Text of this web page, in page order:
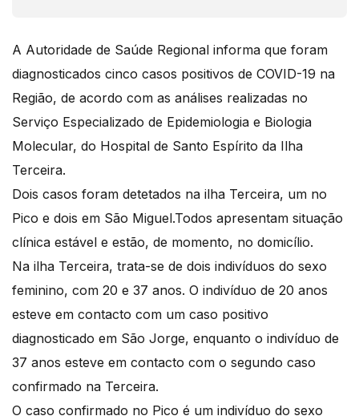
A Autoridade de Saúde Regional informa que foram
diagnosticados cinco casos positivos de COVID-19 na
Região, de acordo com as análises realizadas no
Serviço Especializado de Epidemiologia e Biologia
Molecular, do Hospital de Santo Espírito da Ilha
Terceira.
Dois casos foram detetados na ilha Terceira, um no
Pico e dois em São Miguel.Todos apresentam situação
clínica estável e estão, de momento, no domicílio.
Na ilha Terceira, trata-se de dois indivíduos do sexo
feminino, com 20 e 37 anos. O indivíduo de 20 anos
esteve em contacto com um caso positivo
diagnosticado em São Jorge, enquanto o indivíduo de
37 anos esteve em contacto com o segundo caso
confirmado na Terceira.
O caso confirmado no Pico é um indivíduo do sexo